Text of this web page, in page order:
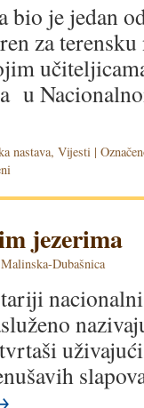
bio je jedan
za
u
nastava, Vijesti |
jezerima
Dubašnica